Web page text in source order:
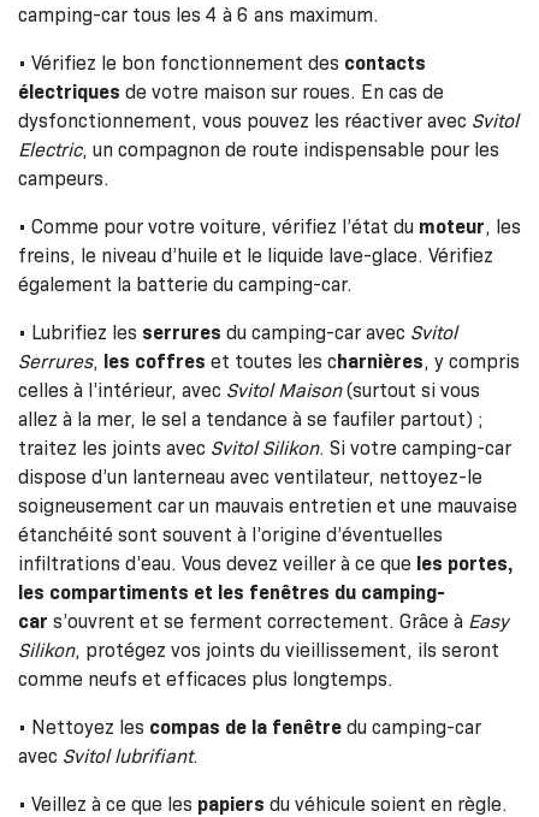
camping-car tous les 4 à 6 ans maximum.
• Vérifiez le bon fonctionnement des contacts
électriques de votre maison sur roues. En cas de
dysfonctionnement, vous pouvez les réactiver avec Svitol
Electric, un compagnon de route indispensable pour les
campeurs.
• Comme pour votre voiture, vérifiez l’état du moteur, les
freins, le niveau d’huile et le liquide lave-glace. Vérifiez
également la batterie du camping-car.
• Lubrifiez les serrures du camping-car avec Svitol
Serrures, les coffres et toutes les charnières, y compris
celles à l’intérieur, avec Svitol Maison(surtout si vous
allez à la mer, le sel a tendance à se faufiler partout) ;
traitez les joints avec Svitol Silikon. Si votre camping-car
dispose d’un lanterneau avec ventilateur, nettoyez-le
soigneusement car un mauvais entretien et une mauvaise
étanchéité sont souvent à l’origine d’éventuelles
infiltrations d’eau. Vous devez veiller à ce que les portes,
les compartiments et les fenêtres du camping-
car s’ouvrent et se ferment correctement. Grâce à Easy
Silikon, protégez vos joints du vieillissement, ils seront
comme neufs et efficaces plus longtemps.
• Nettoyez les compas de la fenêtre du camping-car
avec Svitol lubrifiant.
• Veillez à ce que les papiers du véhicule soient en règle.